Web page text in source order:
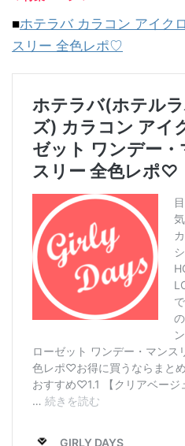
■ホテラバ カラコン アイク
スリー 全色レポ♡